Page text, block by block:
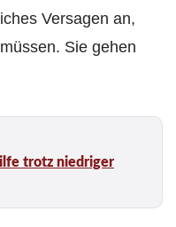
Versagen an,
Sie gehen
trotz niedriger